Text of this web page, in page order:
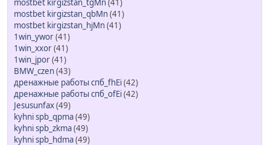
mostbet kirgizstan_tgMn(41)
mostbet kirgizstan_qbMn(41)
mostbet kirgizstan_hjMn(41)
1win_ywor(41)
1win_xxor(41)
1win_jpor(41)
BMW_czen(43)
дренажные работы спб_fhEi(42)
дренажные работы спб_ofEi(42)
Jesusunfax(49)
kyhni spb_qpma(49)
kyhni spb_zkma(49)
kyhni spb_hdma(49)